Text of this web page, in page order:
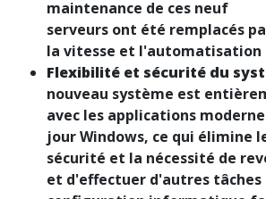
maintenance de ces neuf
serveurs ont été remplacés
la vitesse et l'automatisation
Flexibilité et sécurité du
nouveau système est
avec les applications
jour Windows, ce qui élimine
sécurité et la nécessité de
et d'effectuer d'autres tâches